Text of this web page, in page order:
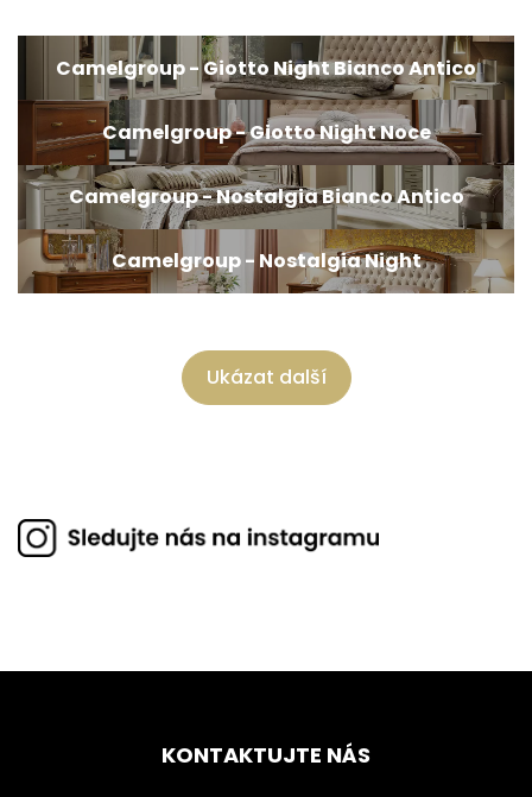
Camelgroup - Giotto Night Bianco Antico
Camelgroup - Giotto Night Noce
Camelgroup - Nostalgia Bianco Antico
Camelgroup - Nostalgia Night
Ukázat další
KONTAKTUJTE NÁS